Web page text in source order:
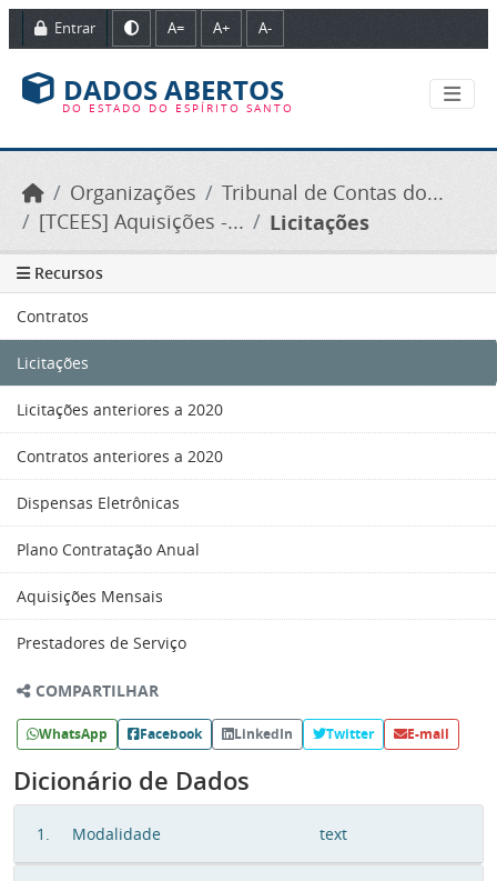
Ir para o conteúdo principal
Entrar A= A+ A-
DADOS ABERTOS
DO ESTADO DO ESPÍRITO SANTO
Organizações
Tribunal de Contas do...
[TCEES] Aquisições -...
Licitações
Recursos
Contratos
Licitações
Licitações anteriores a 2020
Contratos anteriores a 2020
Dispensas Eletrônicas
Plano Contratação Anual
Aquisições Mensais
Prestadores de Serviço
COMPARTILHAR
WhatsApp Facebook LinkedIn Twitter E-mail
Dicionário de Dados
1. Modalidade text